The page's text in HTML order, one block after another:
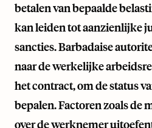
betalen van bepaalde
kan leiden tot aanzienlijke
sancties. Barbadaise
naar de werkelijke
het contract, om de status
bepalen. Factoren zoals de
over de werknemer